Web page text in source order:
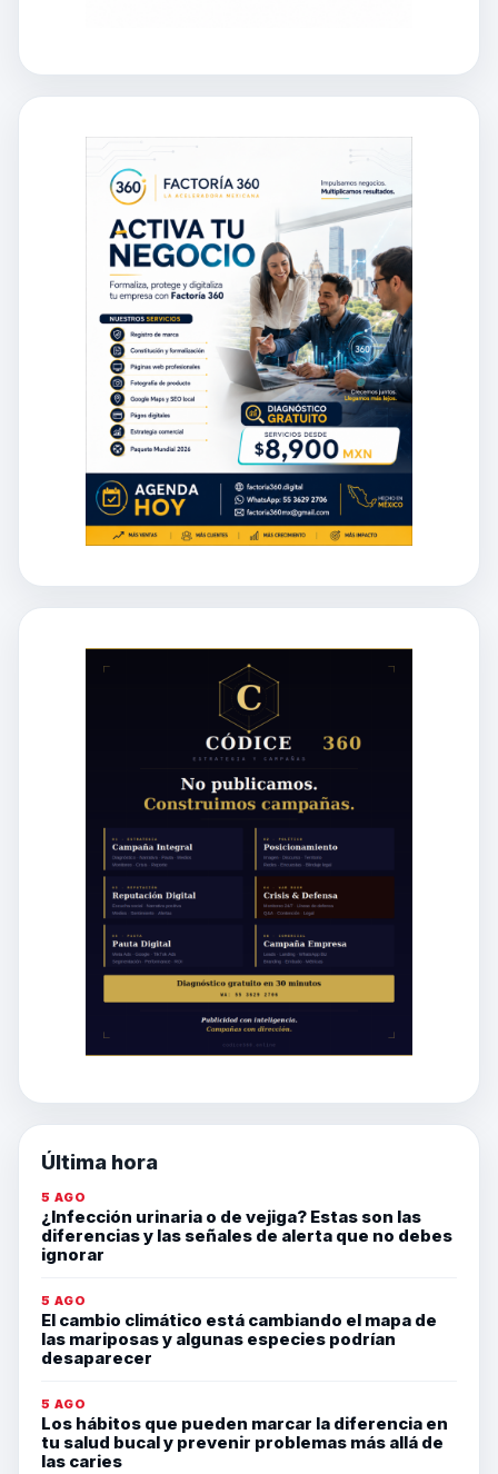
Última hora
5 AGO
¿Infección urinaria o de vejiga? Estas son las
diferencias y las señales de alerta que no debes
ignorar
5 AGO
El cambio climático está cambiando el mapa de
las mariposas y algunas especies podrían
desaparecer
5 AGO
Los hábitos que pueden marcar la diferencia en
tu salud bucal y prevenir problemas más allá de
las caries